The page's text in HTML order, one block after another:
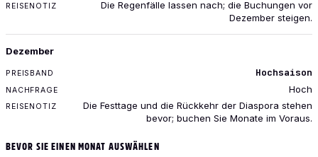
Die Regenfälle lassen nach; die Buchungen vor
Dezember steigen.
Dezember
Hochsaison
Hoch
Die Festtage und die Rückkehr der Diaspora stehen
bevor; buchen Sie Monate im Voraus.
BEVOR SIE EINEN MONAT AUSWÄHLEN